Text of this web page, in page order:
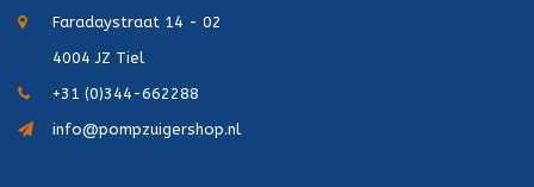
Faradaystraat 14 - 02
4004 JZ Tiel
+31 (0)344-662288
info@pompzuigershop.nl